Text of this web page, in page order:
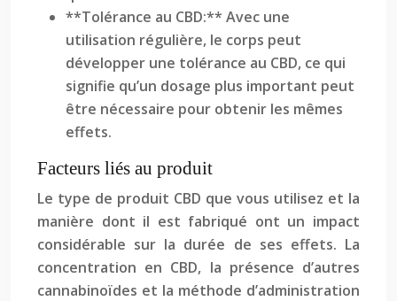
**Tolérance au CBD:** Avec une
utilisation régulière, le corps peut
développer une tolérance au CBD, ce qui
signifie qu’un dosage plus important peut
être nécessaire pour obtenir les mêmes
effets.
Facteurs liés au produit
Le type de produit CBD que vous utilisez et la
manière dont il est fabriqué ont un impact
considérable sur la durée de ses effets. La
concentration en CBD, la présence d’autres
cannabinoïdes et la méthode d’administration